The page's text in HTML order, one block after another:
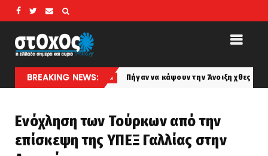
BREAKING NEWS:
koinonia Πήγαν να κάψουν την Άνοιξη χθες βράδυ...
Ενόχληση των Τούρκων από την
επίσκεψη της ΥΠΕΞ Γαλλίας στην